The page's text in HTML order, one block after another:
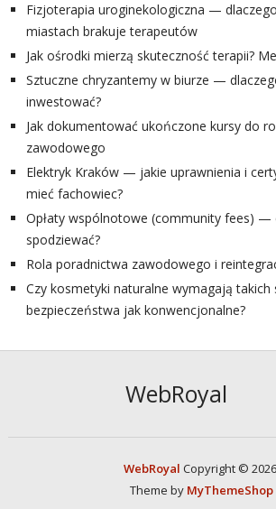
Fizjoterapia uroginekologiczna —
miastach brakuje terapeutów
Jak ośrodki mierzą skuteczność terapii?
Sztuczne chryzantemy w biurze —
inwestować?
Jak dokumentować ukończone kursy do
zawodowego
Elektryk Kraków — jakie uprawnienia i
mieć fachowiec?
Opłaty wspólnotowe (community fees) —
spodziewać?
Rola poradnictwa zawodowego i
Czy kosmetyki naturalne wymagają takich
bezpieczeństwa jak konwencjonalne?
WebRoyal
WebRoyal Copyright ©
Theme by MyThemeShop